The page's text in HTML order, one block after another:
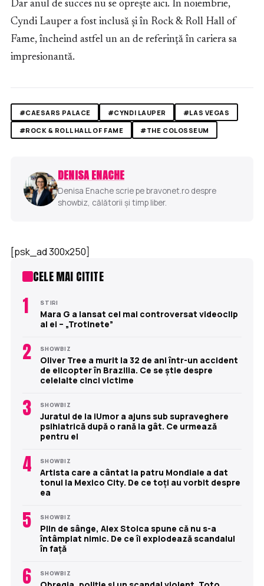
Dar anul de succes nu se oprește aici. În noiembrie,
Cyndi Lauper a fost inclusă și în Rock & Roll Hall of
Fame, încheind astfel un an de referință în cariera sa
impresionantă.
#CAESARS PALACE #CYNDI LAUPER
#LAS VEGAS
#ROCK & ROLL HALL OF FAME
#THE COLOSSEUM
DENISA ENACHE
Denisa Enache scrie pe bravonet.ro despre
showbiz, călătorii și timp liber.
[psk_ad 300x250]
CELE MAI CITITE
1 STIRI
Mara G a lansat cel mai controversat videoclip
al ei – „Trotinete”
2 SHOWBIZ
Oliver Tree a murit la 32 de ani într-un accident
de elicopter în Brazilia. Ce se știe despre
celelalte cinci victime
3 SHOWBIZ
Juratul de la iUmor a ajuns sub supraveghere
psihiatrică după o rană la gât. Ce urmează
pentru el
4 SHOWBIZ
Artista care a cântat la patru Mondiale a dat
tonul la Mexico City. De ce toți au vorbit despre
ea
5 SHOWBIZ
Plin de sânge, Alex Stoica spune că nu s-a
întâmplat nimic. De ce îi explodează scandalul
în față
6 SHOWBIZ